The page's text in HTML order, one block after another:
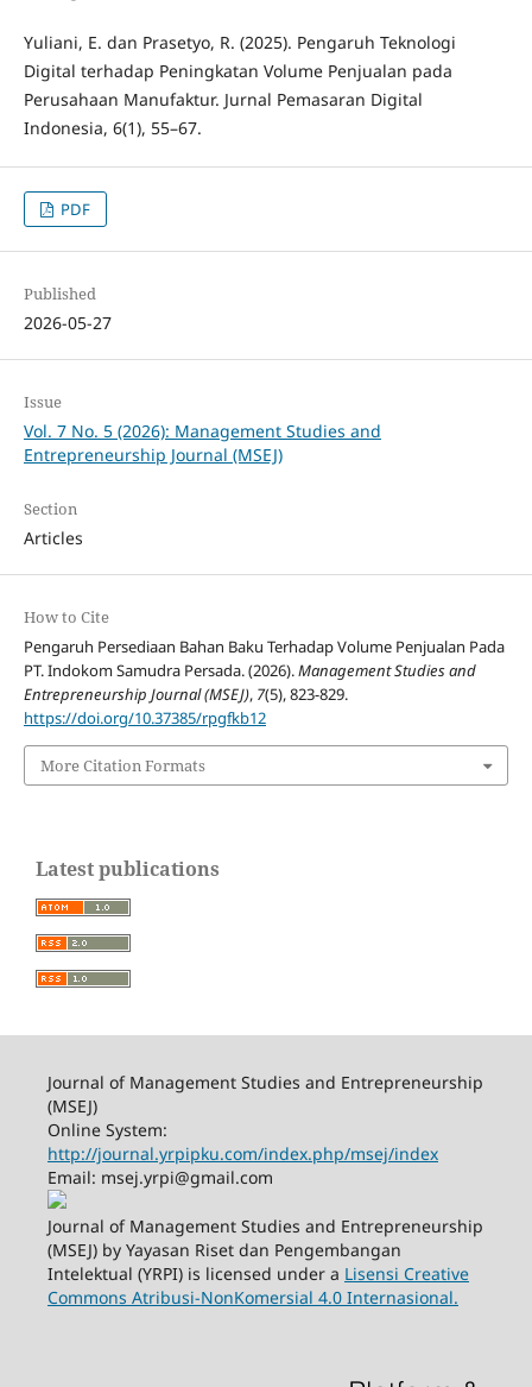
Yuliani, E. dan Prasetyo, R. (2025). Pengaruh Teknologi
Digital terhadap Peningkatan Volume Penjualan pada
Perusahaan Manufaktur. Jurnal Pemasaran Digital
Indonesia, 6(1), 55–67.
PDF
Published
2026-05-27
Issue
Vol. 7 No. 5 (2026): Management Studies and
Entrepreneurship Journal (MSEJ)
Section
Articles
How to Cite
Pengaruh Persediaan Bahan Baku Terhadap Volume Penjualan Pada
PT. Indokom Samudra Persada. (2026).Management Studies and
Entrepreneurship Journal (MSEJ), 7(5), 823-829.
https://doi.org/10.37385/rpgfkb12
More Citation Formats
Latest publications
Journal of Management Studies and Entrepreneurship
(MSEJ)
Online System:
http://journal.yrpipku.com/index.php/msej/index
Email: msej.yrpi@gmail.com
Journal of Management Studies and Entrepreneurship
(MSEJ) by Yayasan Riset dan Pengembangan
Intelektual (YRPI) is licensed under a Lisensi Creative
Commons Atribusi-NonKomersial 4.0 Internasional.